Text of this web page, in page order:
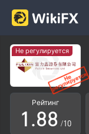
Не регулируется
Рейтинг
0
1.
4
5
6
7
8
4
5
6
7
8 /10